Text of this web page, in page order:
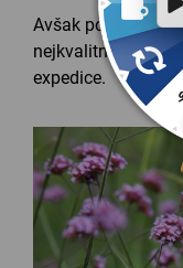
Avšak pozor, je
nejkvalitnější
expedice.